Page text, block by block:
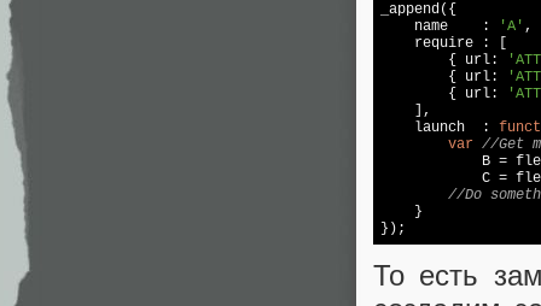
_append({
    name    :
'A' ,
require : [
        { url:
        { url:
        { url:
    ],
    launch  :
var //Get
B =
C =
//Do
    }
То есть